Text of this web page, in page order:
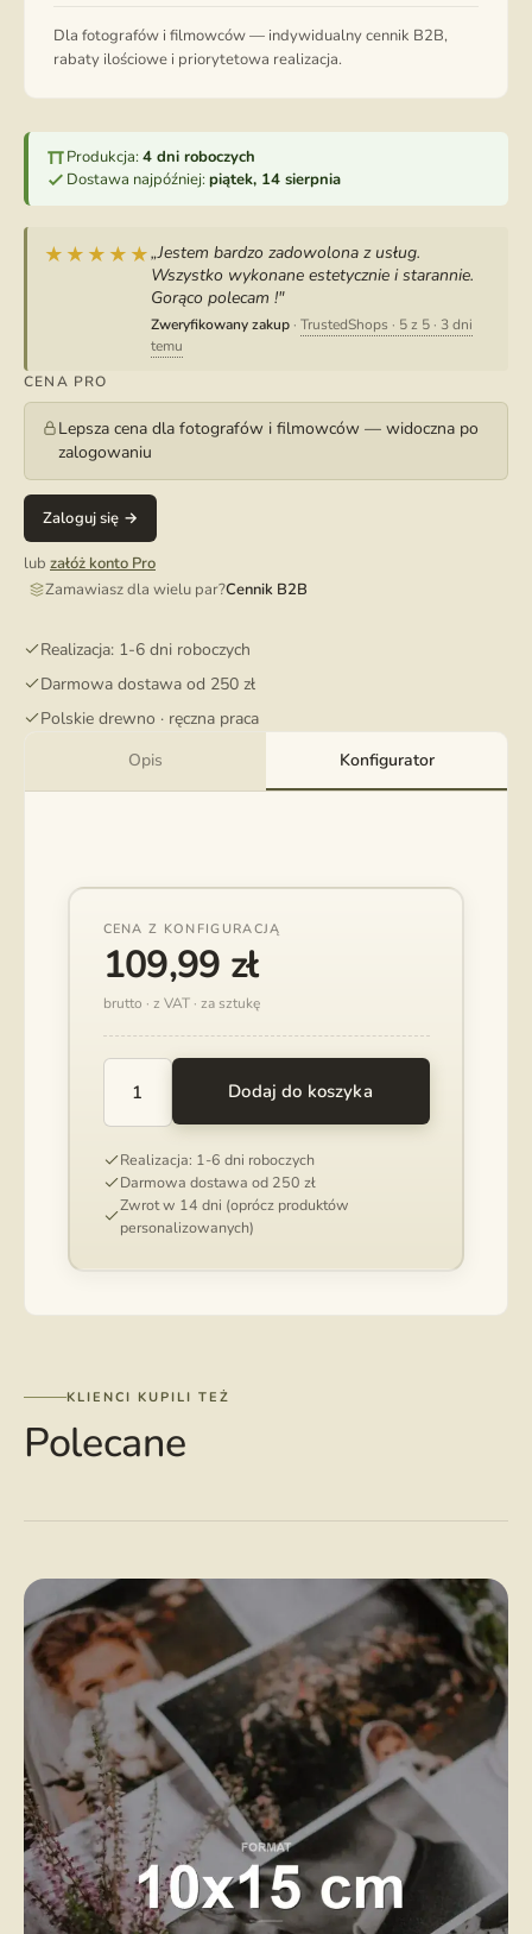
Dla fotografów i filmowców — indywidualny cennik B2B,
rabaty ilościowe i priorytetowa realizacja.
Produkcja: 4 dni roboczych
Dostawa najpóźniej: piątek, 14 sierpnia
★★★★★„Jestem bardzo zadowolona z usług.
Wszystko wykonane estetycznie i starannie.
Gorąco polecam !"
Zweryfikowany zakup · TrustedShops · 5 z 5 · 3 dni
temu
CENA PRO
Lepsza cena dla fotografów i filmowców — widoczna po
zalogowaniu
Zaloguj się →
lub załóż konto Pro
Zamawiasz dla wielu par?Cennik B2B
Realizacja: 1-6 dni roboczych
Darmowa dostawa od 250 zł
Polskie drewno · ręczna praca
Opis
Konfigurator
CENA Z KONFIGURACJĄ
109,99 zł
brutto · z VAT · za sztukę
ILOŚĆ
PUDEŁKO
NA
WIĘCEJ
ZDJĘĆ
10X15
Dodaj do koszyka
Realizacja: 1-6 dni roboczych
Darmowa dostawa od 250 zł
Zwrot w 14 dni (oprócz produktów
personalizowanych)
KLIENCI KUPILI TEŻ
Polecane